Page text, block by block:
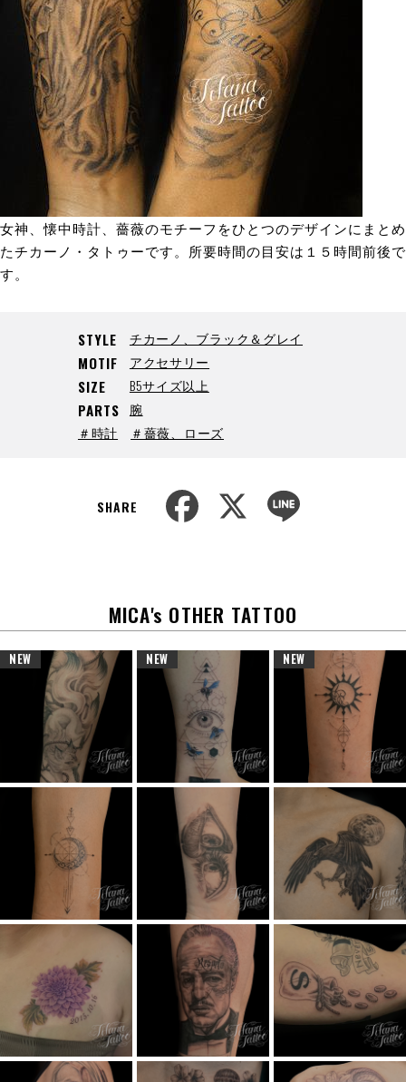
女神、懐中時計、薔薇のモチーフをひとつのデザインにまとめ
たチカーノ・タトゥーです。所要時間の目安は１５時間前後で
す。
STYLE チカーノ、ブラック＆グレイ
MOTIF アクセサリー
SIZE B5サイズ以上
PARTS
腕
＃時計
＃薔薇、ローズ
SHARE
MICA's OTHER TATTOO
NEW NEW NEW